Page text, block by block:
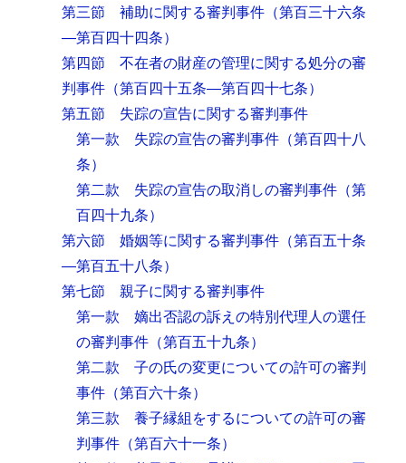
第三節 補助に関する審判事件 （第百三十六条
―第百四十四条）
第四節 不在者の財産の管理に関する処分の審
判事件 （第百四十五条―第百四十七条）
第五節 失踪の宣告に関する審判事件
第一款 失踪の宣告の審判事件 （第百四十八
条）
第二款 失踪の宣告の取消しの審判事件 （第
百四十九条）
第六節 婚姻等に関する審判事件 （第百五十条
―第百五十八条）
第七節 親子に関する審判事件
第一款 嫡出否認の訴えの特別代理人の選任
の審判事件 （第百五十九条）
第二款 子の氏の変更についての許可の審判
事件 （第百六十条）
第三款 養子縁組をするについての許可の審
判事件 （第百六十一条）